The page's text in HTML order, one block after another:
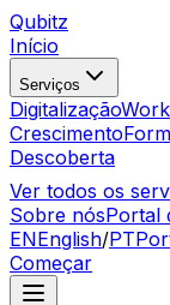
Qubitz
Início
Serviços
Digitalização
Crescimento
Descoberta
Ver todos os
Sobre nósPortal
ENEnglish/PT
Começar